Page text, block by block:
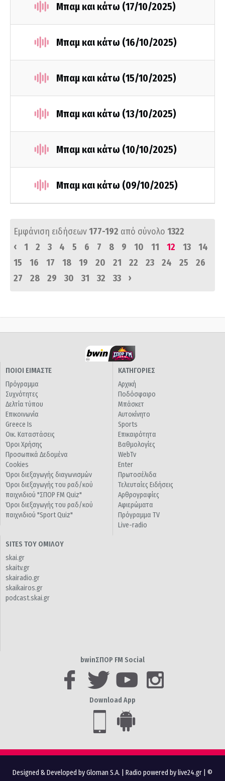
Μπαμ και κάτω (17/10/2025)
Μπαμ και κάτω (16/10/2025)
Μπαμ και κάτω (15/10/2025)
Μπαμ και κάτω (13/10/2025)
Μπαμ και κάτω (10/10/2025)
Μπαμ και κάτω (09/10/2025)
Εμφάνιση ειδήσεων177-192 από σύνολο 1322
‹
1 2 3 4 5 6 7 8 9 10 11 12 13
14
15
16 17 18 19 20 21 22 23 24 25
26
27
28 29 30 31 32 33 ›
ΠΟΙΟΙ ΕΙΜΑΣΤΕ
Πρόγραμμα
Συχνότητες
Δελτία τύπου
Επικοινωνία
Greece Is
Οικ. Καταστάσεις
Όροι Χρήσης
Προσωπικά Δεδομένα
Cookies
Όροι διεξαγωγής διαγωνισμών
Όροι διεξαγωγής του ραδ/κού
παιχνιδιού "ΣΠΟΡ FM Quiz"
Όροι διεξαγωγής του ραδ/κού
παιχνιδιού "Sport Quiz"
ΚΑΤΗΓΟΡΙΕΣ
Αρχική
Ποδόσφαιρο
Μπάσκετ
Αυτοκίνητο
Sports
Επικαιρότητα
Βαθμολογίες
WebTv
Enter
Πρωτοσέλιδα
Τελευταίες Ειδήσεις
Αρθρογραφίες
Αφιερώματα
Πρόγραμμα TV
Live-radio
SITES ΤΟΥ ΟΜΙΛΟΥ
skai.gr
skaitv.gr
skairadio.gr
skaikairos.gr
podcast.skai.gr
bwinΣΠΟΡ FM Social
Download App
Designed & Developed by Gloman S.A. Radio powered by live24.gr | ©